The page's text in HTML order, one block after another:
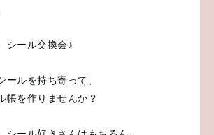
シール交換会♪
ールを持ち寄って、
帳を作りませんか？